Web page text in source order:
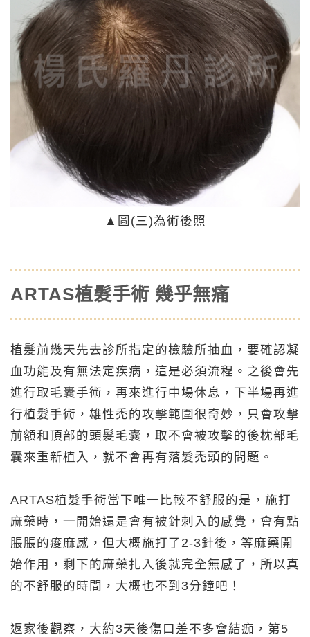
▲ 圖(三)為術後照
ARTAS植髮手術 幾乎無痛
植髮前幾天先去診所指定的檢驗所抽血，要確認凝
血功能及有無法定疾病，這是必須流程。之後會先
進行取毛囊手術，再來進行中場休息，下半場再進
行植髮手術，雄性禿的攻擊範圍很奇妙，只會攻擊
前額和頂部的頭髮毛囊，取不會被攻擊的後枕部毛
囊來重新植入，就不會再有落髮禿頭的問題。
ARTAS植髮手術當下唯一比較不舒服的是，施打
麻藥時，一開始還是會有被針刺入的感覺，會有點
脹脹的痠麻感，但大概施打了2-3針後，等麻藥開
始作用，剩下的麻藥扎入後就完全無感了，所以真
的不舒服的時間，大概也不到3分鐘吧！
返家後觀察，大約3天後傷口差不多會結痂，第5